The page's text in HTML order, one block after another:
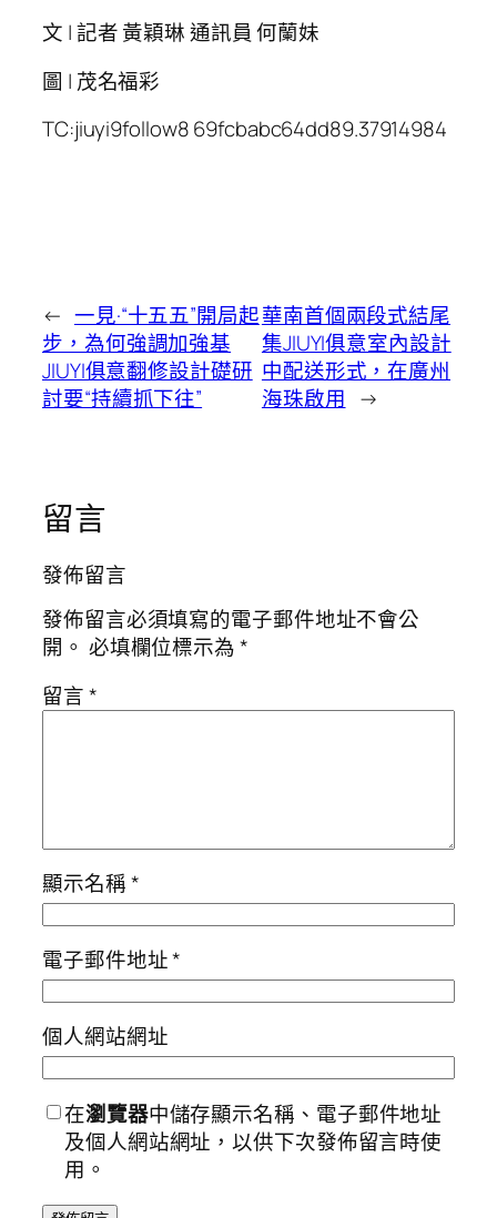
文 | 記者 黃穎琳 通訊員 何蘭妹
圖 | 茂名福彩
TC:jiuyi9follow8 69fcbabc64dd89.37914984
← 一見·“十五五”開局起
步，為何強調加強基
JIUYI俱意翻修設計礎研
討要“持續抓下往”
華南首個兩段式結尾
集JIUYI俱意室內設計
中配送形式，在廣州
海珠啟用 →
留言
發佈留言
發佈留言必須填寫的電子郵件地址不會公
開。 必填欄位標示為*
留言*
顯示名稱*
電子郵件地址*
個人網站網址
在瀏覽器中儲存顯示名稱、電子郵件地址
及個人網站網址，以供下次發佈留言時使
用。